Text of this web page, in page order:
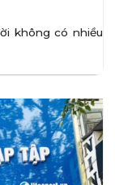
không có nhiều